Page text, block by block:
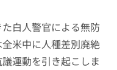
白人警官による無防
米中に人種差別廃絶
運動を引き起こしま